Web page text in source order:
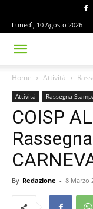
Lunedì, 10 Agosto 2026
Home Attività
Attività Rassegna
COISP
By Redazione - 8 Marzo